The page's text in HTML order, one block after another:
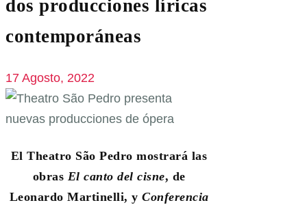
dos producciones líricas
contemporáneas
17 Agosto, 2022
El Theatro São Pedro mostrará las
obras El canto del cisne, de
Leonardo Martinelli, yConferencia